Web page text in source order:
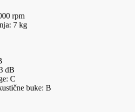
rpm
7 kg
dB
C
buke: B